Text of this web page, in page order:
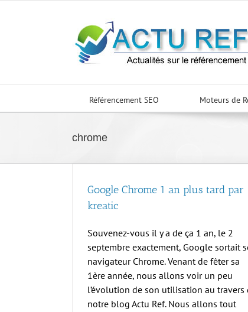
Référencement SEO Moteurs de
chrome
Google Chrome 1 an plus tard par
kreatic
Souvenez-vous il y a de ça 1 an, le 2
septembre exactement, Google sortait
navigateur Chrome. Venant de fêter sa
1ère année, nous allons voir un peu
l’évolution de son utilisation au travers
notre blog Actu Ref. Nous allons tout